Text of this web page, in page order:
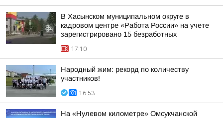
В Хасынском муниципальном округе в
кадровом центре «Работа России» на учете
зарегистрировано 15 безработных
17:10
Народный жим: рекорд по количеству
участников!
16:53
На «Нулевом километре» Омсукчанской